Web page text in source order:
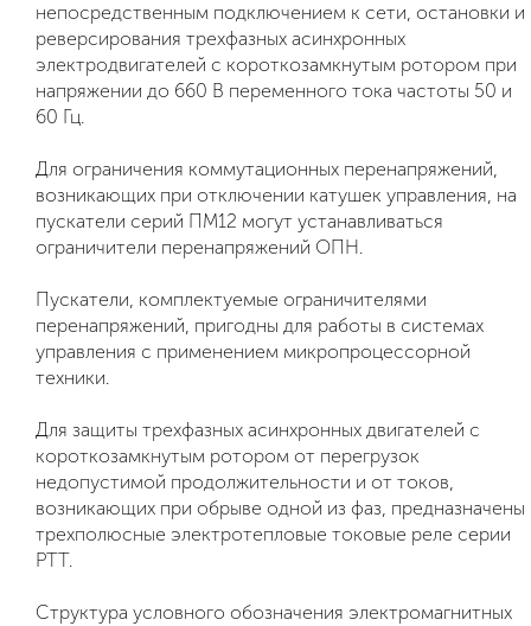
непосредственным подключением к сети, остановки и
реверсирования трехфазных асинхронных
электродвигателей с короткозамкнутым ротором при
напряжении до 660 В переменного тока частоты 50 и
60 Гц.
Для ограничения коммутационных перенапряжений,
возникающих при отключении катушек управления, на
пускатели серий ПМ12 могут устанавливаться
ограничители перенапряжений ОПН.
Пускатели, комплектуемые ограничителями
перенапряжений, пригодны для работы в системах
управления с применением микропроцессорной
техники.
Для защиты трехфазных асинхронных двигателей с
короткозамкнутым ротором от перегрузок
недопустимой продолжительности и от токов,
возникающих при обрыве одной из фаз, предназначены
трехполюсные электротепловые токовые реле серии
РТТ.
Структура условного обозначения электромагнитных